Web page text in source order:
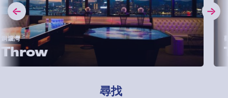
觀塘
The
尋找